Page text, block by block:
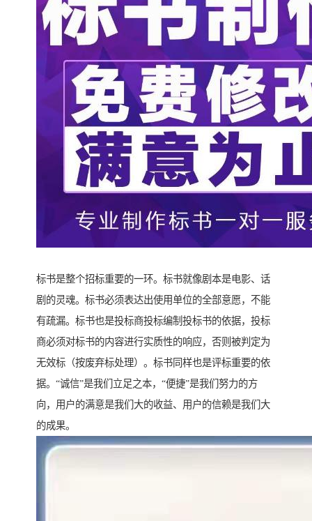
标书是整个招标重要的一环。标书就像剧本是电影、话
剧的灵魂。标书必须表达出使用单位的全部意愿，不能
有疏漏。标书也是投标商投标编制投标书的依据，投标
商必须对标书的内容进行实质性的响应，否则被判定为
无效标（按废弃标处理）。标书同样也是评标重要的依
据。“诚信”是我们立足之本，“便捷”是我们努力的方
向，用户的满意是我们大的收益、用户的信赖是我们大
的成果。